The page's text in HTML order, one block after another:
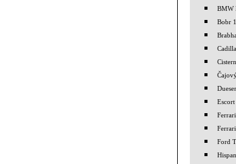
BMW
Bobr
Escort
Ford